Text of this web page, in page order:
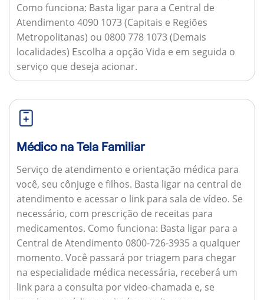
Como funciona: Basta ligar para a Central de
Atendimento 4090 1073 (Capitais e Regiões
Metropolitanas) ou 0800 778 1073 (Demais
localidades) Escolha a opção Vida e em seguida o
serviço que deseja acionar.
Médico na Tela Familiar
Serviço de atendimento e orientação médica para
você, seu cônjuge e filhos. Basta ligar na central de
atendimento e acessar o link para sala de vídeo. Se
necessário, com prescrição de receitas para
medicamentos. Como funciona: Basta ligar para a
Central de Atendimento 0800-726-3935 a qualquer
momento. Você passará por triagem para chegar
na especialidade médica necessária, receberá um
link para a consulta por video-chamada e, se